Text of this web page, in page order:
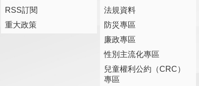
RSS訂閱
重大政策
法規資料
防災專區
廉政專區
性別主流化專區
兒童權利公約（CRC）
專區